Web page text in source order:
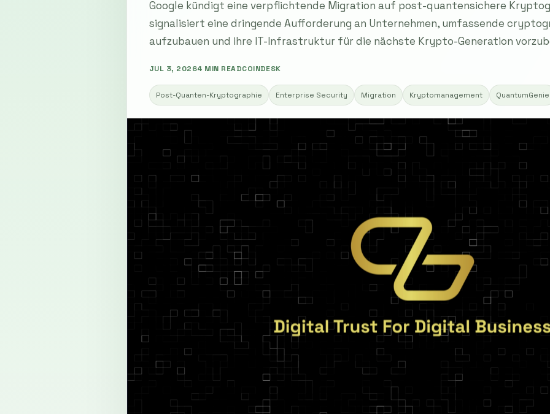
Google kündigt eine verpflichtende Migration auf post-quantensichere
signalisiert eine dringende Aufforderung an Unternehmen, umfassende
aufzubauen und ihre IT-Infrastruktur für die nächste Krypto-Generation
JUL 3, 20264 MIN READCOINDESK
Post-Quanten-Kryptographie Enterprise Security Migration Kryptomanagement QuantumGenie